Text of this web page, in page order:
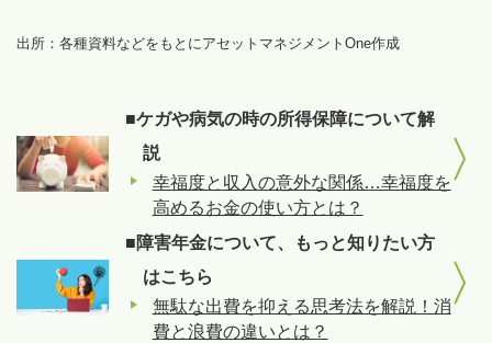
出所：各種資料などをもとにアセットマネジメントOne作成
■ケガや病気の時の所得保障について解
説
幸福度と収入の意外な関係…幸福度を
高めるお金の使い方とは？
■障害年金について、もっと知りたい方
はこちら
無駄な出費を抑える思考法を解説！消
費と浪費の違いとは？